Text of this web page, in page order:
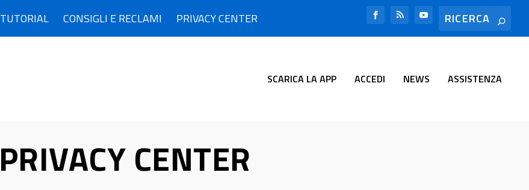
TUTORIAL CONSIGLI E RECLAMI PRIVACY CENTER
SCARICA LA APP ACCEDI NEWS ASSISTENZA
PRIVACY CENTER